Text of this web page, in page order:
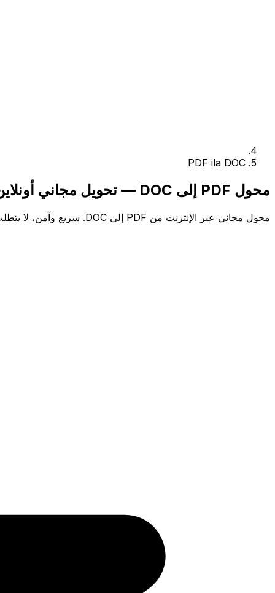
PDF ila DOC
محول PDF إلى DOC — تحويل مجاني أونلاين
محول مجاني عبر الإنترنت من PDF إلى DOC. سريع وآمن، لا يتطلب الاشتراك.